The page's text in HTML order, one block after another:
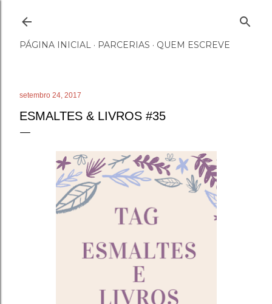
PÁGINA INICIAL PARCERIAS QUEM ESCREVE
setembro 24, 2017
ESMALTES & LIVROS #35